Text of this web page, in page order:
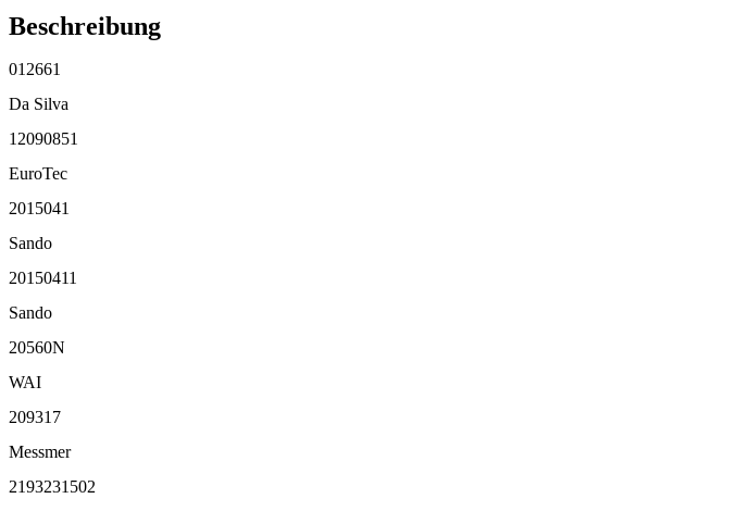
Beschreibung
012661
Da Silva
12090851
EuroTec
2015041
Sando
20150411
Sando
20560N
WAI
209317
Messmer
2193231502